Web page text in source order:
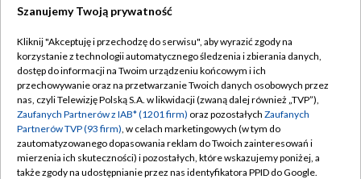
TVP
Abonament TVP
Emisja w TVP
Centrum informacji TVP
Naziemna Telewizja Cyfrowa
Regulamin TVP
Polityka prywatności
Moje zgody
Pomoc
Szanujemy Twoją prywatność
Kliknij "Akceptuję i przechodzę do serwisu", aby wyrazić zgody na
korzystanie z technologii automatycznego śledzenia i zbierania danych,
dostęp do informacji na Twoim urządzeniu końcowym i ich
przechowywanie oraz na przetwarzanie Twoich danych osobowych przez
nas, czyli Telewizję Polską S.A. w likwidacji (zwaną dalej również „TVP”),
Zaufanych Partnerów z IAB* (1201 firm) oraz pozostałych Zaufanych
Partnerów TVP (93 firm), w celach marketingowych (w tym do
zautomatyzowanego dopasowania reklam do Twoich zainteresowań i
mierzenia ich skuteczności) i pozostałych, które wskazujemy poniżej, a
także zgody na udostępnianie przez nas identyfikatora PPID do Google.